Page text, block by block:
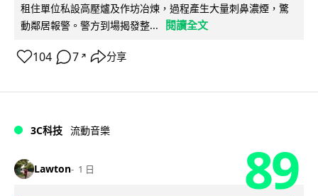
租住單位私設高壓爐及作坊冶煉，過程產生大量刺鼻濃煙，驚
動鄰居報警。警方到場揭發整...
閱讀全文
104 7 ↗ 分享
3C科技 流動音樂
Lawton 1 日 89